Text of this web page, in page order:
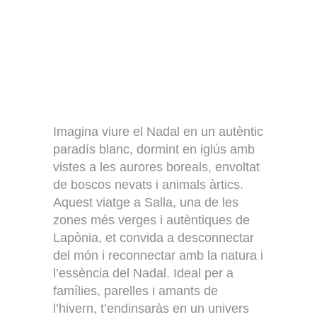
Imagina viure el Nadal en un autèntic
paradís blanc, dormint en iglús amb
vistes a les aurores boreals, envoltat
de boscos nevats i animals àrtics.
Aquest viatge a Salla, una de les
zones més verges i autèntiques de
Lapònia, et convida a desconnectar
del món i reconnectar amb la natura i
l’essència del Nadal. Ideal per a
famílies, parelles i amants de
l’hivern, t’endinsaràs en un univers